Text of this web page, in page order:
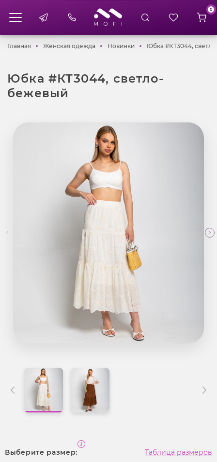
0
ГлавнаяГлавнаяЖенская одежда Женская одежда
НовинкиНовинкиЮбка #КТ3044,
Юбка #КТ3044, светло-
бежевый
Выберите размер: Таблица размеров